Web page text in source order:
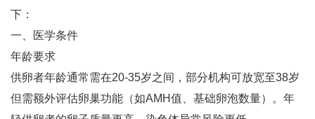
下：
一、医学条件
年龄要求‌
供卵者年龄通常需在20-35岁之间，部分机构可放宽至38岁
但需额外评估卵巢功能（如AMH值、基础卵泡数量）‌。年